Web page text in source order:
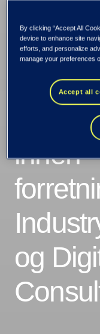
året
gode
innen
og
By clicking “Accept All
device to enhance site
efforts, and personalize
manage your preferences
Accept all